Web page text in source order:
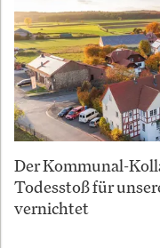
Der Kommunal-
Todesstoß für
vernichtet